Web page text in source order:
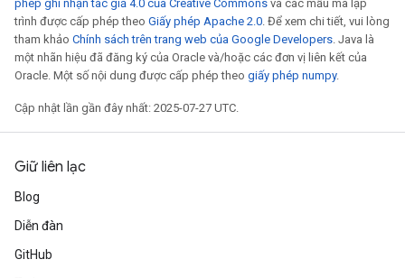
phép ghi nhận tác giả 4.0 của Creative Commons và các mẫu mã lập
trình được cấp phép theo Giấy phép Apache 2.0. Để xem chi tiết, vui lòng
tham khảo Chính sách trên trang web của Google Developers. Java là
một nhãn hiệu đã đăng ký của Oracle và/hoặc các đơn vị liên kết của
Oracle. Một số nội dung được cấp phép theo giấy phép numpy.
Cập nhật lần gần đây nhất: 2025-07-27 UTC.
Giữ liên lạc
Blog
Diễn đàn
GitHub